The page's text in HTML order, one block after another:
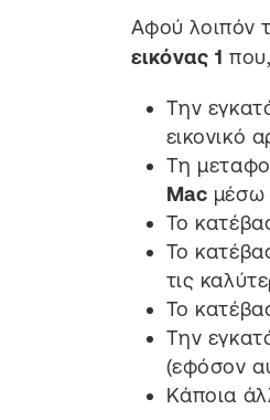
Αφού λοιπόν
εικόνας 1
Την
εικονικό
Τη
Mac μέσω
Το
Το
τις
Το
Την
(εφόσον
Κάποια